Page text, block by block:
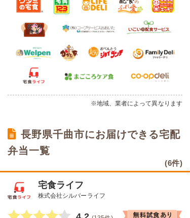
※地域、業者によって異なります
長野県千曲市にお届けできる宅配
弁当一覧
(6件)
宅食ライフ
株式会社シルバーライフ